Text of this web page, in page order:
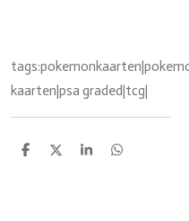
kaarten|psa graded|tcg|
D
D
S
D